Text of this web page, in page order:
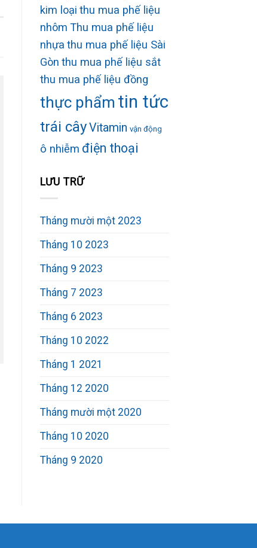
kim loại thu mua phế liệu
nhôm Thu mua phế liệu
nhựa thu mua phế liệu Sài
Gòn thu mua phế liệu sắt
thu mua phế liệu đồng
thực phẩm tin tức
trái câyVitamin vận động
ô nhiễm điện thoại
LƯU TRỮ
Tháng mười một 2023
Tháng 10 2023
Tháng 9 2023
Tháng 7 2023
Tháng 6 2023
Tháng 10 2022
Tháng 1 2021
Tháng 12 2020
Tháng mười một 2020
Tháng 10 2020
Tháng 9 2020